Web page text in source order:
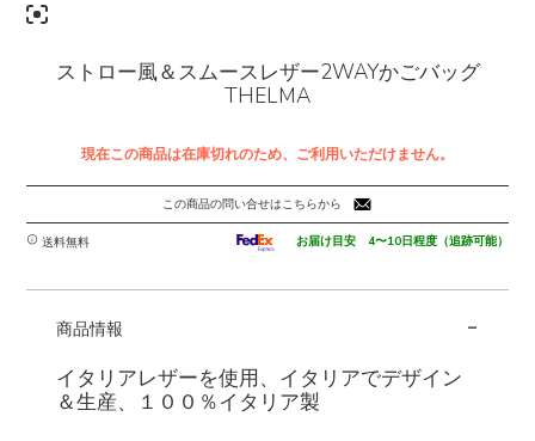
ストロー風＆スムースレザー2WAYかごバッグ
THELMA
現在この商品は在庫切れのため、ご利用いただけません。
この商品の問い合せはこちらから
送料無料 お届け目安 4〜10日程度（追跡可能）
商品情報 -
イタリアレザーを使用、イタリアでデザイン
＆生産、１００％イタリア製